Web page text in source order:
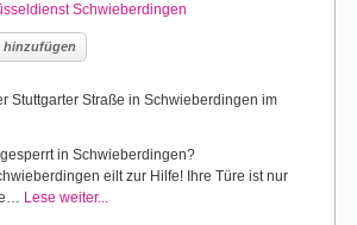
Schwieberdingen
hinzufügen
Stuttgarter Straße in Schwieberdingen im
in Schwieberdingen?
eilt zur Hilfe! Ihre Türe ist nur
Lese weiter...